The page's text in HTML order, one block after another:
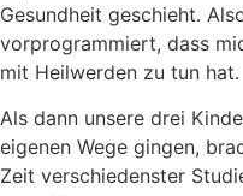
Gesundheit geschieht.
vorprogrammiert, dass
mit Heilwerden zu tun hat.
Als dann unsere drei
eigenen Wege gingen,
Zeit verschiedenster